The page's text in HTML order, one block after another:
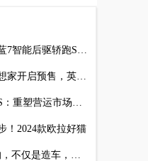
轿跑SUV，换电技术引领未来
，英得尔助力打造梦「享」家
市场，引领高效换电新风尚
！2024款欧拉好猫
个绿色出行时代的到来”——睿蓝CEO周宗成